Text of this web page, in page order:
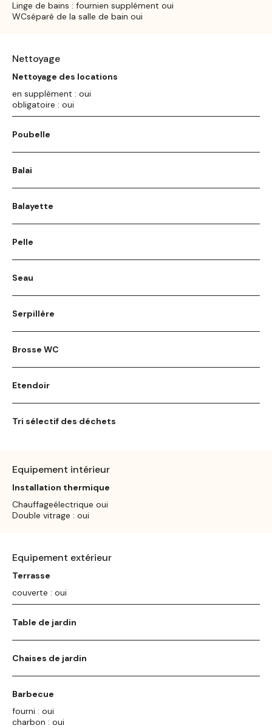
Linge de bains : fournien supplément oui
WCséparé de la salle de bain oui
Nettoyage
Nettoyage des locations
en supplément : oui
obligatoire : oui
Poubelle
Balai
Balayette
Pelle
Seau
Serpillère
Brosse WC
Etendoir
Tri sélectif des déchets
Equipement intérieur
Installation thermique
Chauffageélectrique oui
Double vitrage : oui
Equipement extérieur
Terrasse
couverte : oui
Table de jardin
Chaises de jardin
Barbecue
fourni : oui
charbon : oui